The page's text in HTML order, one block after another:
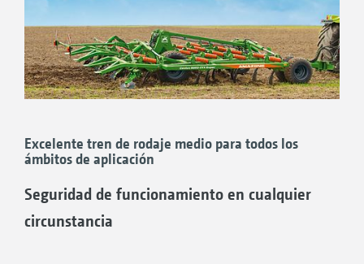
optimizado, el bastidor del Cenius-2TX se
abate en solo 10 segundos, lo que establece
un nuevo estándar en su clase.
(profi Estudio comparativo del cultivador
Excelente tren de rodaje medio para todos los
ámbitos de aplicación
Seguridad de funcionamiento en cualquier
circunstancia